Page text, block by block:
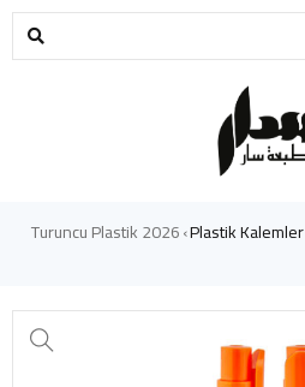
Plastik Kalemler
›
2026 Turuncu Plastik